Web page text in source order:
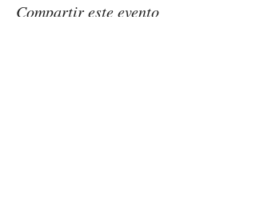
Compartir este evento